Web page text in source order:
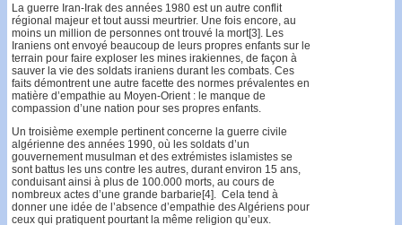
La guerre Iran-Irak des années 1980 est un autre conflit
régional majeur et tout aussi meurtrier. Une fois encore, au
moins un million de personnes ont trouvé la mort[3]. Les
Iraniens ont envoyé beaucoup de leurs propres enfants sur le
terrain pour faire exploser les mines irakiennes, de façon à
sauver la vie des soldats iraniens durant les combats. Ces
faits démontrent une autre facette des normes prévalentes en
matière d’empathie au Moyen-Orient : le manque de
compassion d’une nation pour ses propres enfants.
Un troisième exemple pertinent concerne la guerre civile
algérienne des années 1990, où les soldats d’un
gouvernement musulman et des extrémistes islamistes se
sont battus les uns contre les autres, durant environ 15 ans,
conduisant ainsi à plus de 100.000 morts, au cours de
nombreux actes d’une grande barbarie[4]. Cela tend à
donner une idée de l’absence d’empathie des Algériens pour
ceux qui pratiquent pourtant la même religion qu’eux.